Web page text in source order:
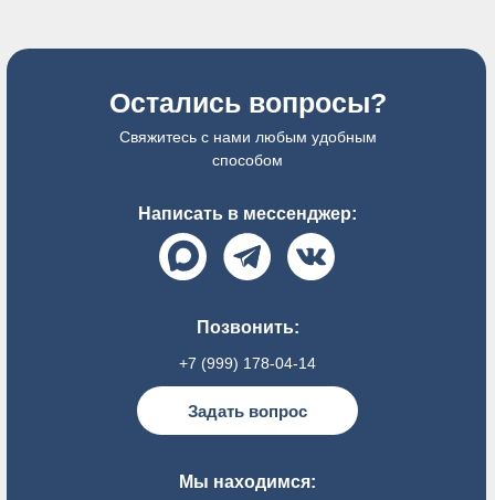
Остались вопросы?
Свяжитесь с нами любым удобным
способом
Написать в мессенджер:
Позвонить:
+7 (999) 178-04-14
Мы находимся:
Задать вопрос